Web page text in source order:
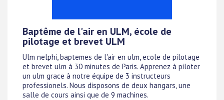
Baptême de l'air en ULM, école de
pilotage et brevet ULM
Ulm nelphi, baptemes de l'air en ulm, ecole de pilotage
et brevet ulm à 30 minutes de Paris. Apprenez à piloter
un ulm grace à notre équipe de 3 instructeurs
professionels. Nous disposons de deux hangars, une
salle de cours ainsi que de 9 machines.